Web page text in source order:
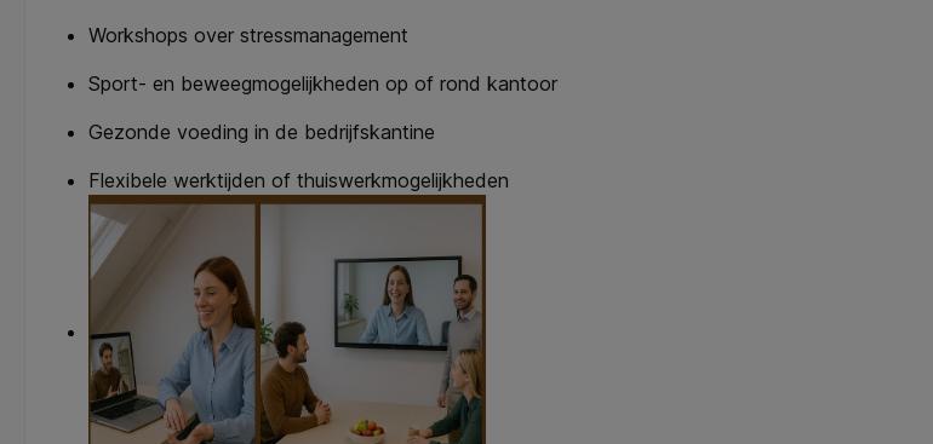
Workshops over stressmanagement
Sport- en beweegmogelijkheden op of rond kantoor
Gezonde voeding in de bedrijfskantine
Flexibele werktijden of thuiswerkmogelijkheden